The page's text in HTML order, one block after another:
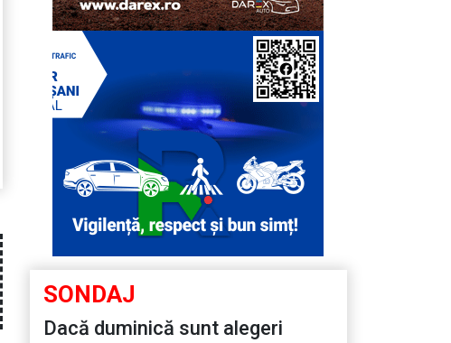
SONDAJ
Dacă duminică sunt alegeri